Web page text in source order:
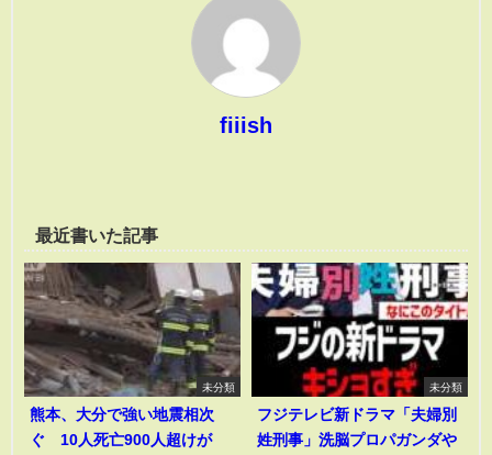
fiiish
最近書いた記事
未分類
熊本、大分で強い地震相次
ぐ 10人死亡900人超けが
未分類
フジテレビ新ドラマ「夫婦別
姓刑事」洗脳プロパガンダや